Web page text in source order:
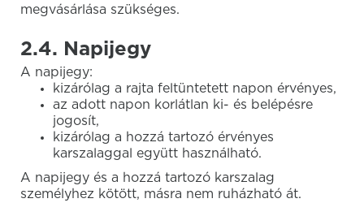
megvásárlása szükséges.
2.4. Napijegy
A napijegy:
kizárólag a rajta feltüntetett napon érvényes,
az adott napon korlátlan ki- és belépésre
jogosít,
kizárólag a hozzá tartozó érvényes
karszalaggal együtt használható.
A napijegy és a hozzá tartozó karszalag
személyhez kötött, másra nem ruházható át.